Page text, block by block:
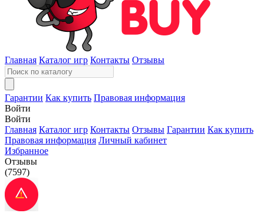
Главная Каталог игр Контакты Отзывы
Гарантии Как купить Правовая информация
Войти
Войти
Главная Каталог игр Контакты Отзывы Гарантии Как купить
Правовая информация Личный кабинет
Избранное
Отзывы
(7597)